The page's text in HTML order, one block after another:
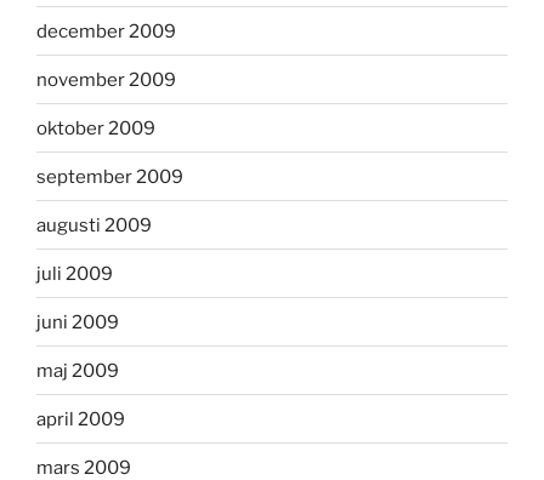
december 2009
november 2009
oktober 2009
september 2009
augusti 2009
juli 2009
juni 2009
maj 2009
april 2009
mars 2009